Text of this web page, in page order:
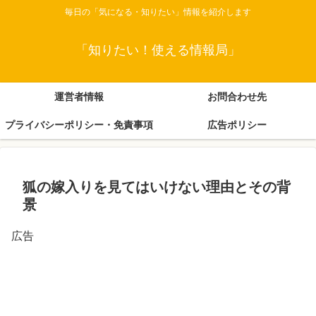
毎日の「気になる・知りたい」情報を紹介します
「知りたい！使える情報局」
運営者情報 お問合わせ先
プライバシーポリシー・免責事項 広告ポリシー
狐の嫁入りを見てはいけない理由とその背
景
広告